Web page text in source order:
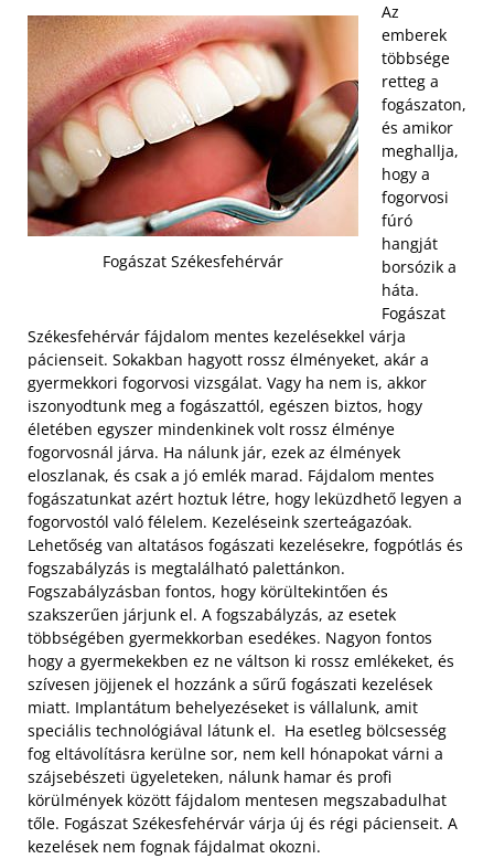
Fogászat Székesfehérvár
Az
emberek
többsége
retteg a
fogászaton,
és amikor
meghallja,
hogy a
fogorvosi
fúró
hangját
borsózik a
háta.
Fogászat
Székesfehérvár fájdalom mentes kezelésekkel várja
pácienseit. Sokakban hagyott rossz élményeket, akár a
gyermekkori fogorvosi vizsgálat. Vagy ha nem is, akkor
iszonyodtunk meg a fogászattól, egészen biztos, hogy
életében egyszer mindenkinek volt rossz élménye
fogorvosnál járva. Ha nálunk jár, ezek az élmények
eloszlanak, és csak a jó emlék marad. Fájdalom mentes
fogászatunkat azért hoztuk létre, hogy leküzdhető legyen a
fogorvostól való félelem. Kezeléseink szerteágazóak.
Lehetőség van altatásos fogászati kezelésekre, fogpótlás és
fogszabályzás is megtalálható palettánkon.
Fogszabályzásban fontos, hogy körültekintően és
szakszerűen járjunk el. A fogszabályzás, az esetek
többségében gyermekkorban esedékes. Nagyon fontos
hogy a gyermekekben ez ne váltson ki rossz emlékeket, és
szívesen jöjjenek el hozzánk a sűrű fogászati kezelések
miatt. Implantátum behelyezéseket is vállalunk, amit
speciális technológiával látunk el. Ha esetleg bölcsesség
fog eltávolításra kerülne sor, nem kell hónapokat várni a
szájsebészeti ügyeleteken, nálunk hamar és profi
körülmények között fájdalom mentesen megszabadulhat
tőle. Fogászat Székesfehérvár várja új és régi pácienseit. A
kezelések nem fognak fájdalmat okozni.